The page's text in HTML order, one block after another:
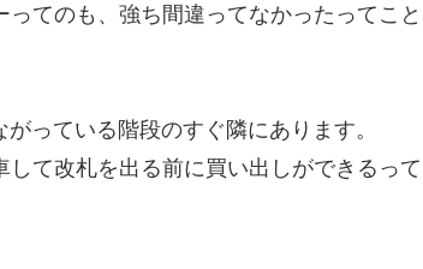
てのも、強ち間違ってなかったってこと
っている階段のすぐ隣にあります。
て改札を出る前に買い出しができるって